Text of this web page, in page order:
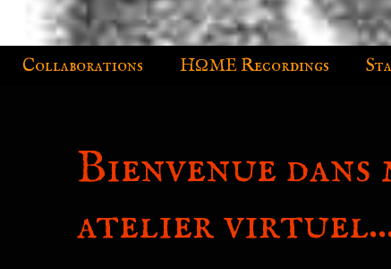
Collaborations HΩME Recordings
Bienvenue dans
atelier